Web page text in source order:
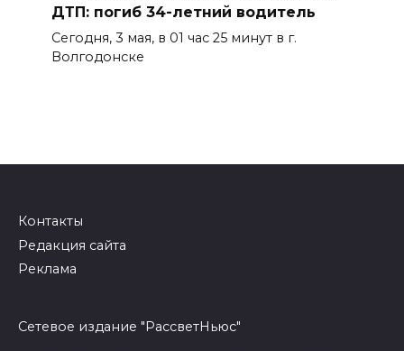
ДТП: погиб 34-летний водитель
Сегодня, 3 мая, в 01 час 25 минут в г.
Волгодонске
Контакты
Редакция сайта
Реклама
Сетевое издание "РассветНьюс"